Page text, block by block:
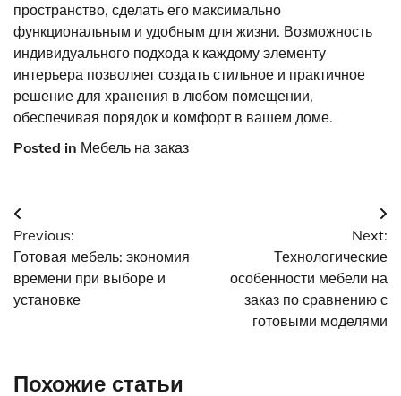
пространство, сделать его максимально
функциональным и удобным для жизни. Возможность
индивидуального подхода к каждому элементу
интерьера позволяет создать стильное и практичное
решение для хранения в любом помещении,
обеспечивая порядок и комфорт в вашем доме.
Posted in Мебель на заказ
Навигация
по
записям
Previous:
Готовая мебель: экономия
времени при выборе и
установке
Next:
Технологические
особенности мебели на
заказ по сравнению с
готовыми моделями
Похожие статьи